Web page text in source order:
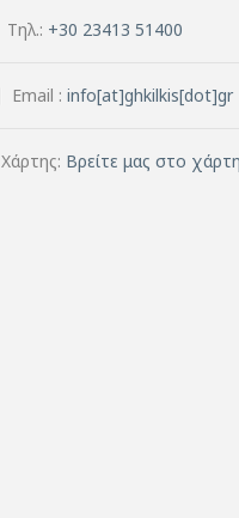
Τηλ.: +30 23413 51400
Email : info[at]ghkilkis[dot]gr
Χάρτης: Βρείτε μας στο χάρτη